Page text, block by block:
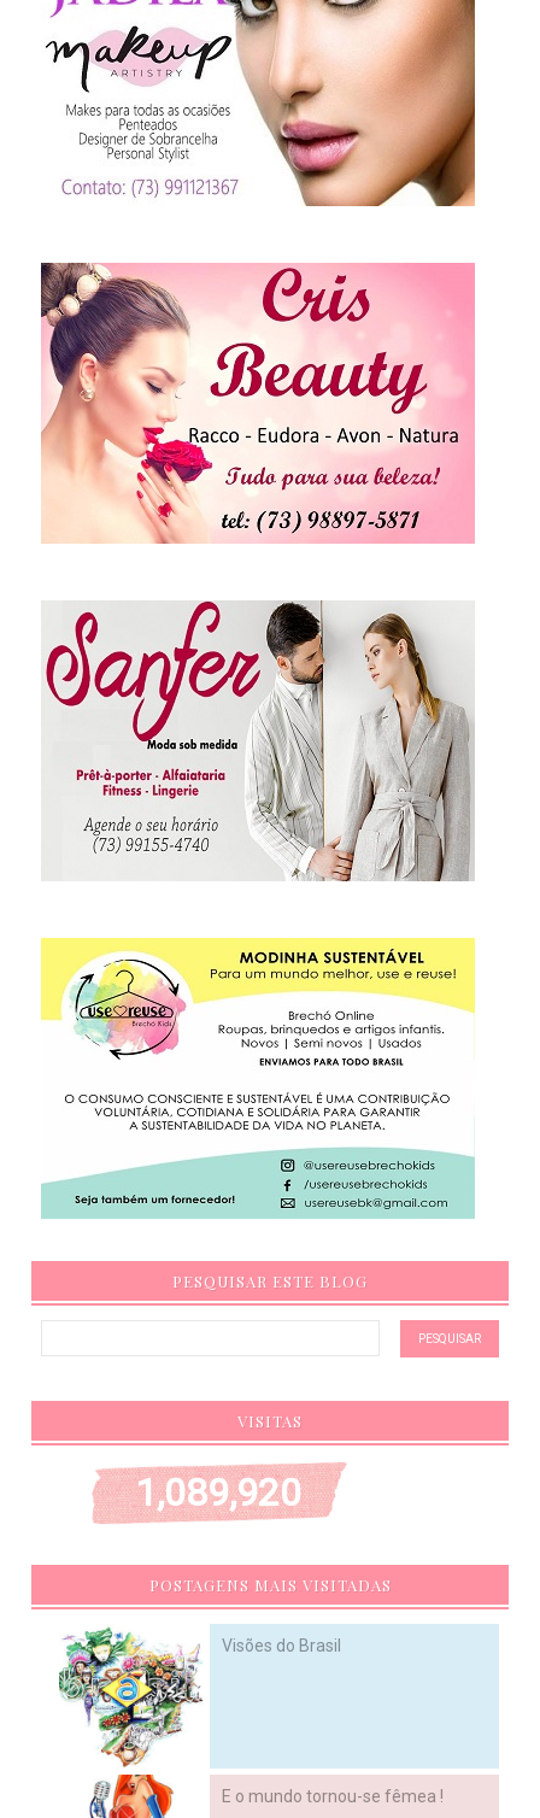
PESQUISAR ESTE BLOG
VISITAS
1,089,920
POSTAGENS MAIS VISITADAS
Visões do Brasil
E o mundo tornou-se fêmea !